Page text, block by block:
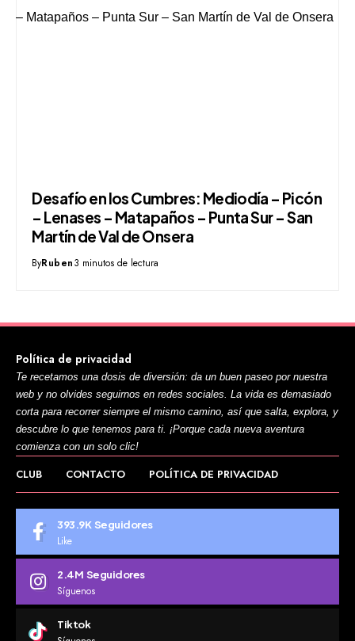
Desafío en los Cumbres: Mediodía – Picón
– Lenases – Matapaños – Punta Sur – San
Martín de Val de Onsera
ByRuben3 minutos de lectura
Política de privacidad
Te recetamos una dosis de diversión: da un buen paseo por nuestra
web y no olvides seguirnos en redes sociales. La vida es demasiado
corta para recorrer siempre el mismo camino, así que salta, explora, y
descubre lo que tenemos para ti. ¡Porque cada nueva aventura
comienza con un solo clic!
CLUB CONTACTO POLÍTICA DE PRIVACIDAD
393.9K Seguidores
Like
2.4M Seguidores
Síguenos
Tiktok